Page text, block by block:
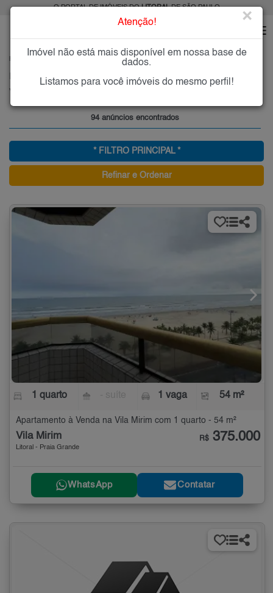
O PORTAL DE IMÓVEIS DOLITORALDE SÃO PAULO
PRAIA GRANDE
Imóveis à Venda na Vila Mirim, Praia Grande
Vila Mirim - Praia Grande, Litoral
94 anúncios encontrados
* FILTRO PRINCIPAL *
Refinar e Ordenar
1 quarto 1 vaga 54 m²
Apartamento à Venda na Vila Mirim com 1 quarto - 54 m²
Vila Mirim
Litoral - Praia Grande
R$ 375.000
WhatsApp Contatar
Atenção! ×
Imóvel não está mais disponível em nossa base de
dados.
Listamos para você imóveis do mesmo perfil!